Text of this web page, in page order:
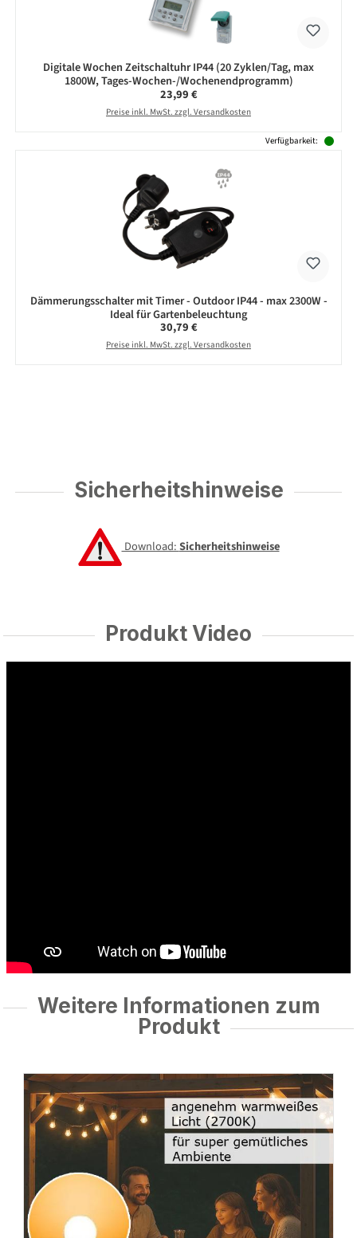
Digitale Wochen Zeitschaltuhr IP44 (20 Zyklen/Tag, max
1800W, Tages-Wochen-/Wochenendprogramm)
Regulärer Preis:
23,99 €
Preise inkl. MwSt. zzgl. Versandkosten
Verfügbarkeit:
Dämmerungsschalter mit Timer - Outdoor IP44 - max 2300W -
Ideal für Gartenbeleuchtung
Regulärer Preis:
30,79 €
Preise inkl. MwSt. zzgl. Versandkosten
Sicherheitshinweise
Download:Sicherheitshinweise
Produkt Video
Weitere Informationen zum
Produkt